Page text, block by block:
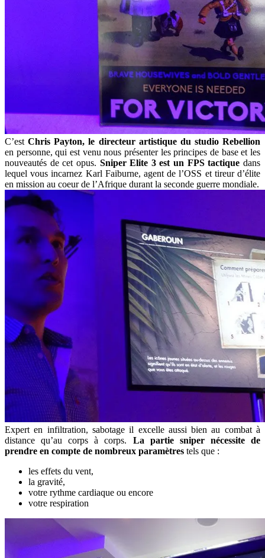
C’estChris Payton, le directeur artistique du studio Rebellion
en personne, qui est venu nous présenter les principes de base et les
nouveautés de cet opus. Sniper Elite 3 est un FPS tactique dans
lequel vous incarnez Karl Faiburne, agent de l’OSS et tireur d’élite
en mission au coeur de l’Afrique durant la seconde guerre mondiale.
Expert en infiltration, sabotage il excelle aussi bien au combat à
distance qu’au corps à corps. La partie sniper nécessite de
prendre en compte de nombreux paramètres tels que :
les effets du vent,
la gravité,
votre rythme cardiaque ou encore
votre respiration